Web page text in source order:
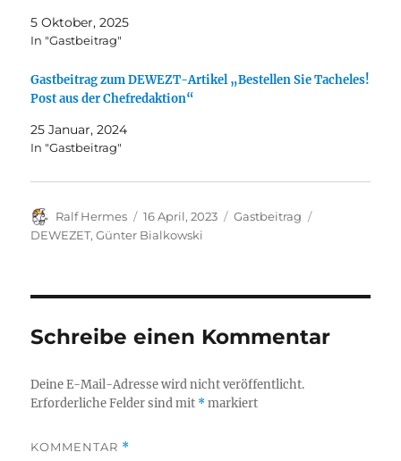
5 Oktober, 2025
In "Gastbeitrag"
Gastbeitrag zum DEWEZT-Artikel „Bestellen Sie Tacheles!
Post aus der Chefredaktion“
25 Januar, 2024
In "Gastbeitrag"
Autor
Ralf Hermes
Veröffentlicht
am
16 April, 2023 Kategorien
Gastbeitrag
DEWEZET,Günter Bialkowski
Schreibe einen Kommentar
Deine E-Mail-Adresse wird nicht veröffentlicht.
Erforderliche Felder sind mit *markiert
KOMMENTAR *